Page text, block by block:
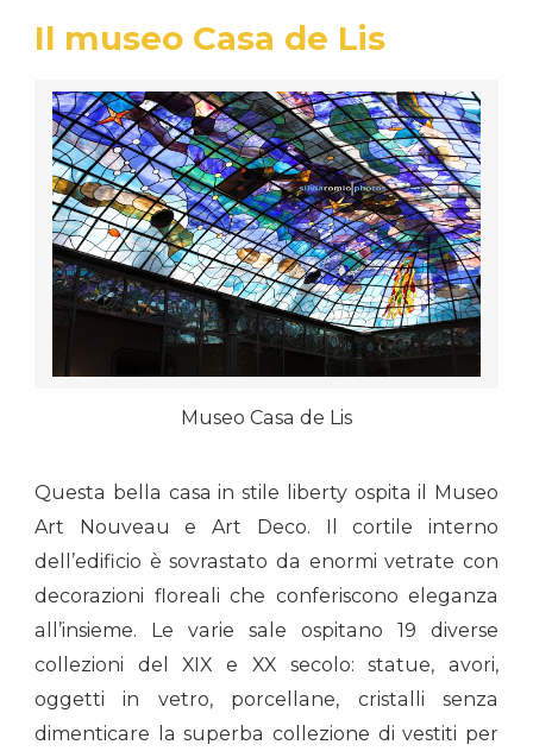
Il museo Casa de Lis
Museo Casa de Lis
Questa bella casa in stile liberty ospita il Museo
Art Nouveau e Art Deco. Il cortile interno
dell’edificio è sovrastato da enormi vetrate con
decorazioni floreali che conferiscono eleganza
all’insieme. Le varie sale ospitano 19 diverse
collezioni del XIX e XX secolo: statue, avori,
oggetti in vetro, porcellane, cristalli senza
dimenticare la superba collezione di vestiti per